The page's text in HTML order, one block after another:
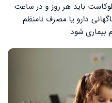
باید هر روز و در ساعت
دارو یا مصرف نامنظم
بیماری شود.